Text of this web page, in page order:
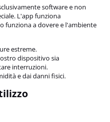
software e non
L'app funziona
funziona a dovere e l'ambiente
estreme.
dispositivo sia
interruzioni.
e dai danni fisici.